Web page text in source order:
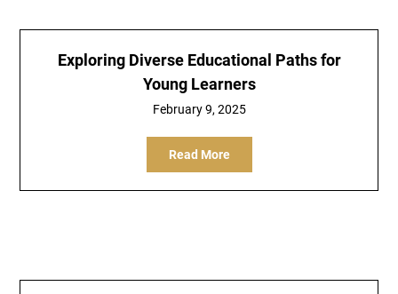
Exploring Diverse Educational Paths for
Young Learners
February 9, 2025
Read More